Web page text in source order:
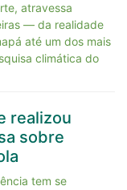
atravessa
— da realidade
até um dos mais
climática do
realizou
sobre
tem se